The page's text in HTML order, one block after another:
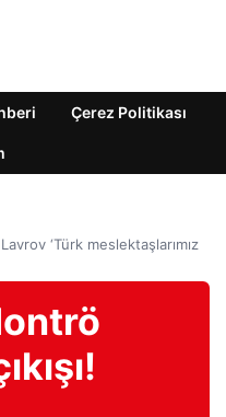
Çerez Politikası
‘Türk meslektaşlarımız